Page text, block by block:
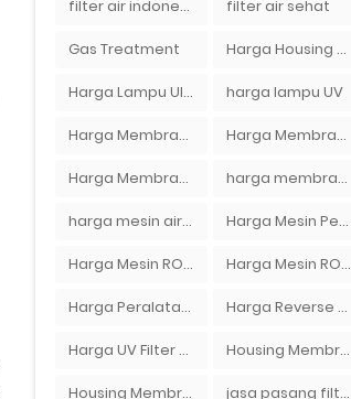
filter air indonesia filter air sehat
Gas Treatment Harga Housing Membran RO 2000 GPD
Harga Lampu Ultraviolet Depot Air Isi Ulang harga lampu UV
Harga Membran Air Galon Harga Membran Kantor
Harga Membran RO 100 gpd harga membran ro 1000 gpd
harga mesin air ro Harga Mesin Pengisi Air Galon
Harga Mesin RO 2000 GPD Harga Mesin RO 500 GPD
Harga Peralatan RO Harga Reverse Osmosis di Semarang
Harga UV Filter Air Housing Membran
Housing Membran RO jasa pasang filter air